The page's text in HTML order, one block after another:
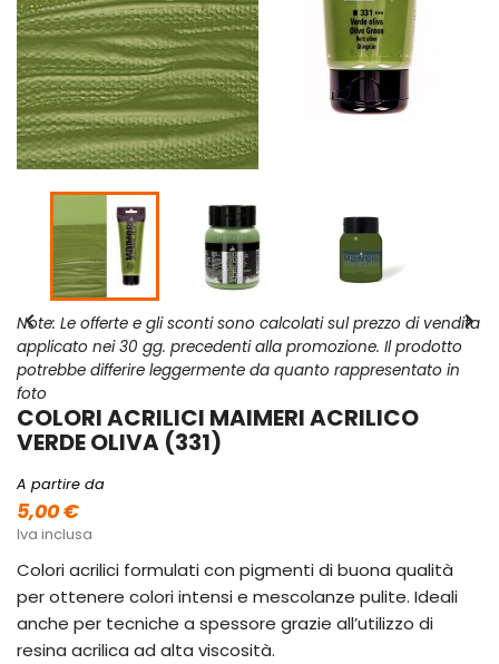
 
Note: Le offerte e gli sconti sono calcolati sul prezzo di vendita
applicato nei 30 gg. precedenti alla promozione. Il prodotto
potrebbe differire leggermente da quanto rappresentato in
foto
COLORI ACRILICI MAIMERI ACRILICO
VERDE OLIVA (331)
A partire da
5,00 €
Iva inclusa
Colori acrilici formulati con pigmenti di buona qualità
per ottenere colori intensi e mescolanze pulite. Ideali
anche per tecniche a spessore grazie all’utilizzo di
resina acrilica ad alta viscosità.